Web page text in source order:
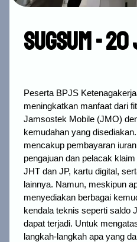
Sugsum -
Peserta BPJS
meningkatkan manfaat dari
Jamsostek Mobile (JMO)
kemudahan yang
mencakup pembayaran
pengajuan dan pelacak
JHT dan JP, kartu digital,
lainnya. Namun, meskipun
menyediakan berbagai
kendala teknis seperti saldo
dapat terjadi. Untuk
langkah-langkah apa yang